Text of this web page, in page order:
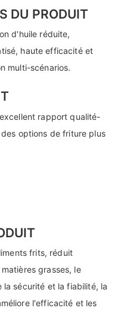
DU PRODUIT
d'huile réduite,
haute efficacité et
multi-scénarios.
rapport qualité-
options de friture plus
frits, réduit
grasses, le
la sécurité et la fiabilité, la
l'efficacité et les